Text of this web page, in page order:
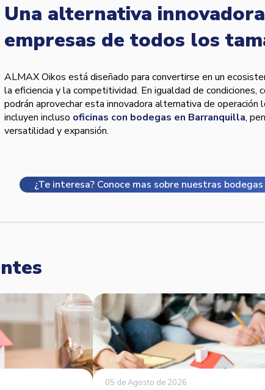
Una alternativa
empresas de todos los
ALMAX Oikos está diseñado para convertirse en un
la eficiencia y la competitividad. En igualdad de condiciones,
podrán aprovechar esta innovadora alternativa de operación
incluyen incluso oficinas con bodegas en Barranquilla,
versatilidad y expansión.
¿Te interesa? Conoce mas sobre nuestras
05 de Agosto de 2026